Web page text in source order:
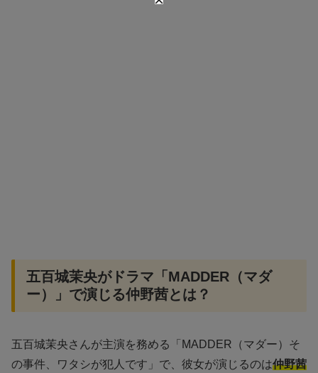
五百城茉央がドラマ「MADDER（マダ
ー）」で演じる仲野茜とは？
五百城茉央さんが主演を務める「MADDER（マダー）そ
の事件、ワタシが犯人です」で、彼女が演じるのは仲野茜